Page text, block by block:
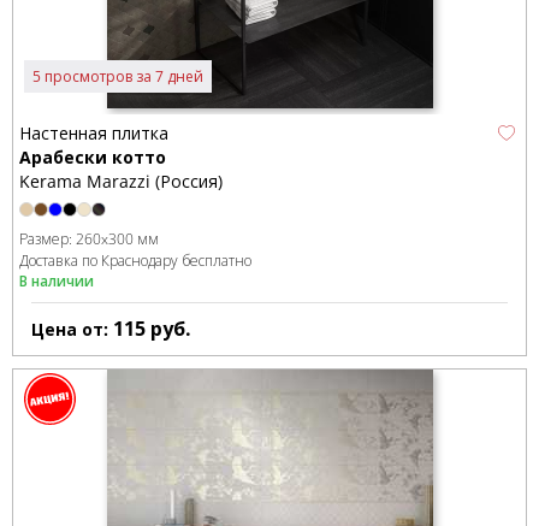
5 просмотров за 7 дней
Настенная плитка
Арабески котто
Kerama Marazzi (Россия)
Размер: 260x300 мм
Доставка по Краснодару бесплатно
В наличии
Цена от: 115 руб.